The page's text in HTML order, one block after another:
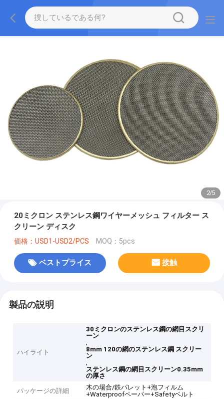
2/5
20ミクロン ステンレス鋼ワイヤーメッシュ フィルター ス
クリーン ディスク
価格：USD1-USD2/PCS MOQ：5pcs
ベストプライス 接触
製品の説明
ハイライト
30ミクロンのステンレス鋼の網目スクリ
ーン
,
8mm 120の網のステンレス鋼 スクリー
ン
,
ステンレス鋼の網目スクリーン0.35mm
の厚さ
パッケージの詳細
木の場合/鉄パレット+泡フィルム
+Waterproofペーパー+Safetyベルト